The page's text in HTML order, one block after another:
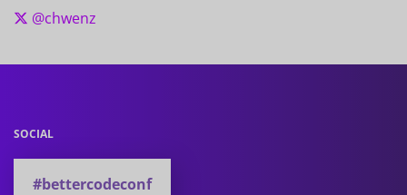
@chwenz
SOCIAL
#bettercodeconf